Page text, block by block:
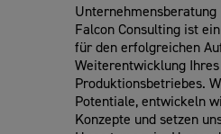
Unternehmensberatung
Falcon Consulting ist
für den erfolgreichen
Weiterentwicklung Ihres
Produktionsbetriebes.
Potentiale, entwickeln
Konzepte und setzen